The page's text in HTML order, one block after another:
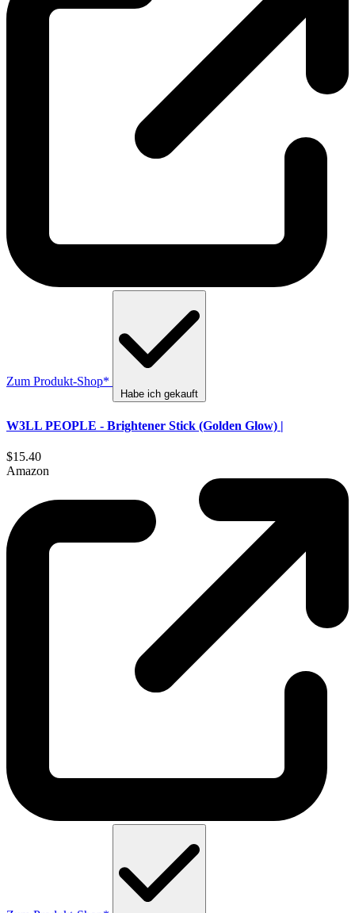
Zum Produkt-Shop*
Habe ich gekauft
W3LL PEOPLE - Brightener Stick (Golden Glow) |
$15.40
Amazon